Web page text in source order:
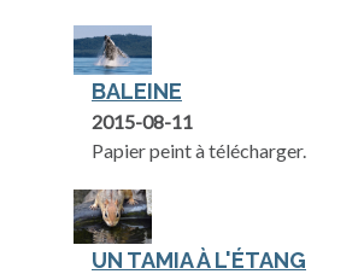
BALEINE
2015-08-11
Papier peint à télécharger.
UN TAMIA À L'ÉTANG